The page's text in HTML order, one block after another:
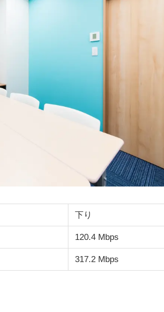
下り
120.4 Mbps
317.2 Mbps